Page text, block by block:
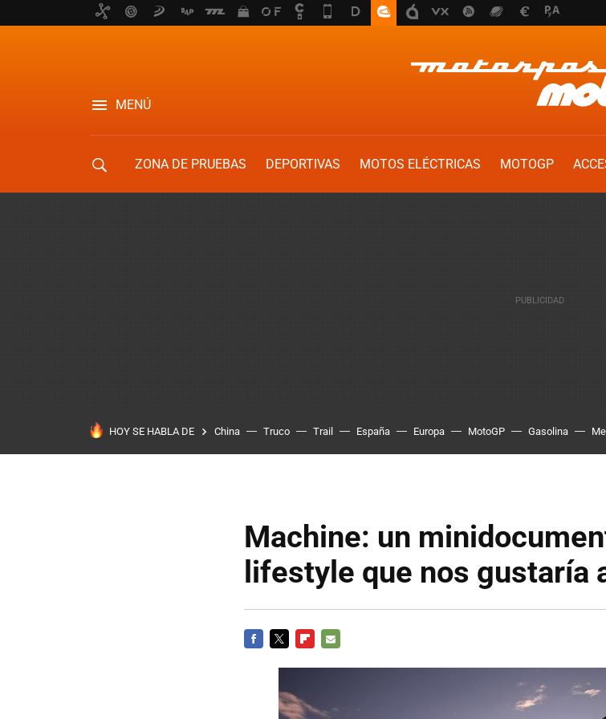
MENÚ
ZONA DE PRUEBAS DEPORTIVAS MOTOS ELÉCTRICAS MOTOGP
HOY SE HABLA DE China Truco Trail España Europa MotoGP Gasolina
Machine: un
lifestyle que nos gustaría